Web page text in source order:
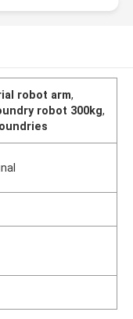
robot arm,
robot 300kg,